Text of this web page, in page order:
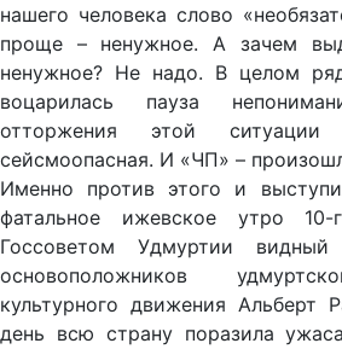
нашего человека слово
проще – ненужное. А зачем
ненужное? Не надо. В целом
воцарилась пауза
отторжения этой
сейсмоопасная. И «ЧП» –
Именно против этого и
фатальное ижевское утро 10-
Госсоветом Удмуртии
основоположников
культурного движения Альберт
день всю страну поразила